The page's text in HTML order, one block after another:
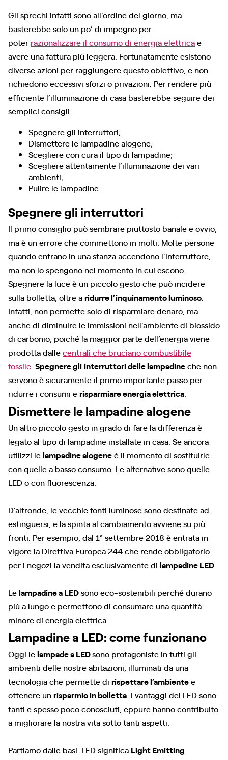
Gli sprechi infatti sono all’ordine del giorno, ma
basterebbe solo un po’ di impegno per
poter razionalizzare il consumo di energia elettricae
avere una fattura più leggera. Fortunatamente esistono
diverse azioni per raggiungere questo obiettivo, e non
richiedono eccessivi sforzi o privazioni. Per rendere più
efficiente l’illuminazione di casa basterebbe seguire dei
semplici consigli:
Spegnere gli interruttori;
Dismettere le lampadine alogene;
Scegliere con cura il tipo di lampadine;
Scegliere attentamente l’illuminazione dei vari
ambienti;
Pulire le lampadine.
Spegnere gli interruttori
Il primo consiglio può sembrare piuttosto banale e ovvio,
ma è un errore che commettono in molti. Molte persone
quando entrano in una stanza accendono l’interruttore,
ma non lo spengono nel momento in cui escono.
Spegnere la luce è un piccolo gesto che può incidere
sulla bolletta, oltre aridurre l’inquinamento luminoso
Infatti, non permette solo di risparmiare denaro, ma
anche di diminuire le immissioni nell’ambiente di biossido
di carbonio, poiché la maggior parte dell’energia viene
prodotta dallecentrali che bruciano combustibile
fossile Spegnere gliinterruttori delle lampadineche non
servono è sicuramente il primo importante passo per
ridurre i consumi erisparmiare energia elettrica
Dismettere le lampadine alogene
Un altro piccolo gesto in grado di fare la differenza è
legato al tipo di lampadine installate in casa. Se ancora
utilizzi lelampadine alogeneè il momento di sostituirle
con quelle a basso consumo. Le alternative sono quelle
LED o con fluorescenza.
D’altronde, le vecchie fonti luminose sono destinate ad
estinguersi, e la spinta al cambiamento avviene su più
fronti. Per esempio, dal 1° settembre 2018 è entrata in
vigore la Direttiva Europea 244 che rende obbligatorio
per i negozi la vendita esclusivamente di lampadine LED
Lelampadine a LEDsono eco-sostenibili perché durano
più a lungo e permettono di consumare una quantità
minore di energia elettrica.
Lampadine a LED: come funzionano
Oggi lelampade a LEDsono protagoniste in tutti gli
ambienti delle nostre abitazioni, illuminati da una
tecnologia che permette di rispettare l’ambientee
ottenere unrisparmio in bolletta . I vantaggi del LED sono
tanti e spesso poco conosciuti, eppure hanno contribuito
a migliorare la nostra vita sotto tanti aspetti.
Partiamo dalle basi. LED significa Light Emitting